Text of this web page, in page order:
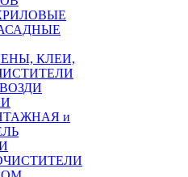
КЛЕИ,
и